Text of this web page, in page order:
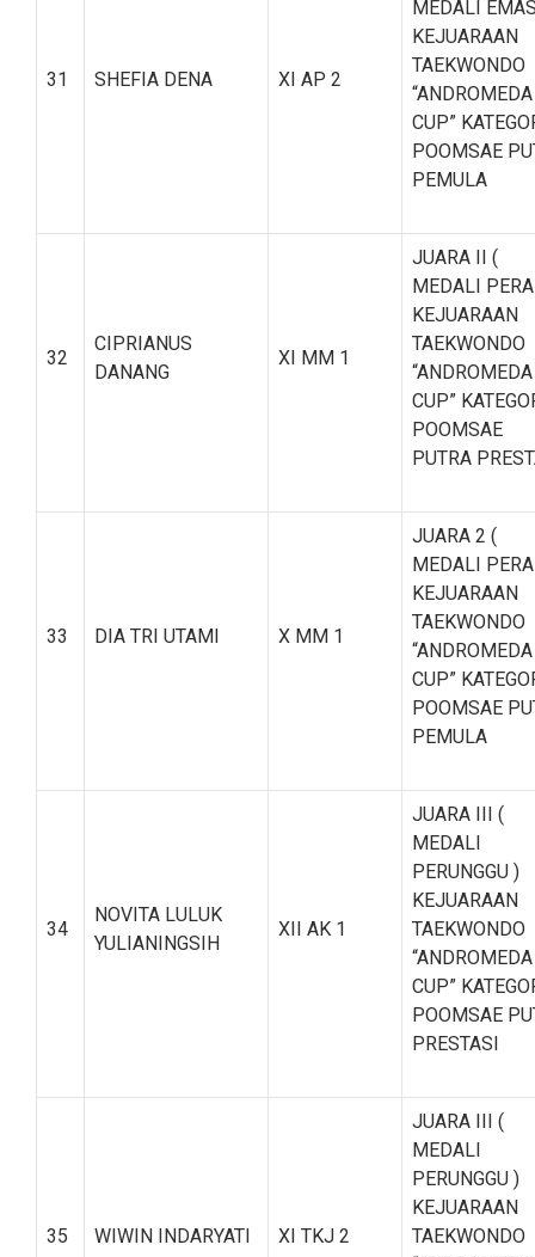
31 SHEFIA DENA XI AP 2
MEDALI
KEJUARAAN
TAEKWONDO
“ANDROMEDA
CUP”
POOMSAE
PEMULA
32
CIPRIANUS
DANANG
XI MM 1
JUARA II (
MEDALI
KEJUARAAN
TAEKWONDO
“ANDROMEDA
CUP”
POOMSAE
PUTRA
33 DIA TRI UTAMI X MM 1
JUARA 2 (
MEDALI
KEJUARAAN
TAEKWONDO
“ANDROMEDA
CUP”
POOMSAE
PEMULA
34
NOVITA LULUK
YULIANINGSIH
XII AK 1
JUARA III (
MEDALI
PERUNGGU )
KEJUARAAN
TAEKWONDO
“ANDROMEDA
CUP”
POOMSAE
PRESTASI
35 WIWIN INDARYATI XI TKJ 2
JUARA III (
MEDALI
PERUNGGU )
KEJUARAAN
TAEKWONDO